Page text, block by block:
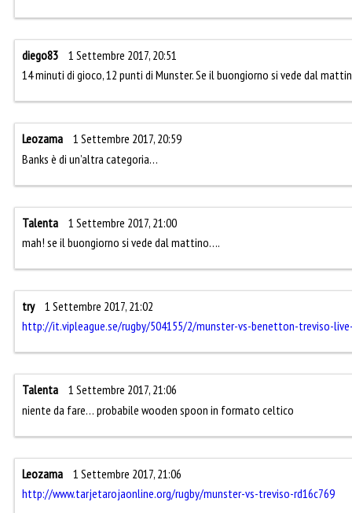
diego83
1 Settembre 2017, 20:51
14 minuti di gioco, 12 punti di Munster. Se il buongiorno si vede dal
Leozama
1 Settembre 2017, 20:59
Banks è di un’altra categoria…
Talenta
1 Settembre 2017, 21:00
mah! se il buongiorno si vede dal mattino….
try
1 Settembre 2017, 21:02
http://it.vipleague.se/rugby/504155/2/munster-vs-benetton-treviso-
Talenta
1 Settembre 2017, 21:06
niente da fare… probabile wooden spoon in formato celtico
Leozama
1 Settembre 2017, 21:06
http://www.tarjetarojaonline.org/rugby/munster-vs-treviso-rd16c769